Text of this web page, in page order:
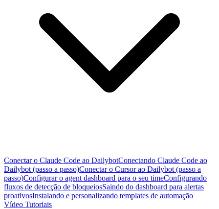
Conectar o Claude Code ao DailybotConectando Claude Code ao
Dailybot (passo a passo)Conectar o Cursor ao Dailybot (passo a
passo)Configurar o agent dashboard para o seu timeConfigurando
fluxos de detecção de bloqueiosSaindo do dashboard para alertas
proativosInstalando e personalizando templates de automação
Vídeo Tutoriais